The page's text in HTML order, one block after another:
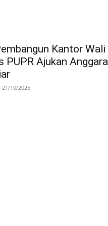
Kantor Wali
PUPR Ajukan
21/10/2025